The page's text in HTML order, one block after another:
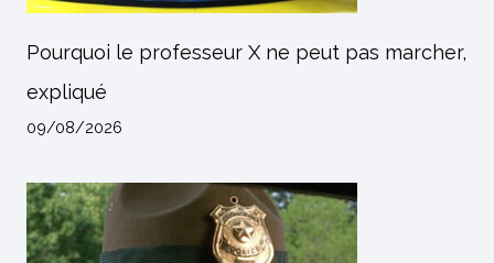
Pourquoi le professeur X ne peut pas marcher,
expliqué
09/08/2026